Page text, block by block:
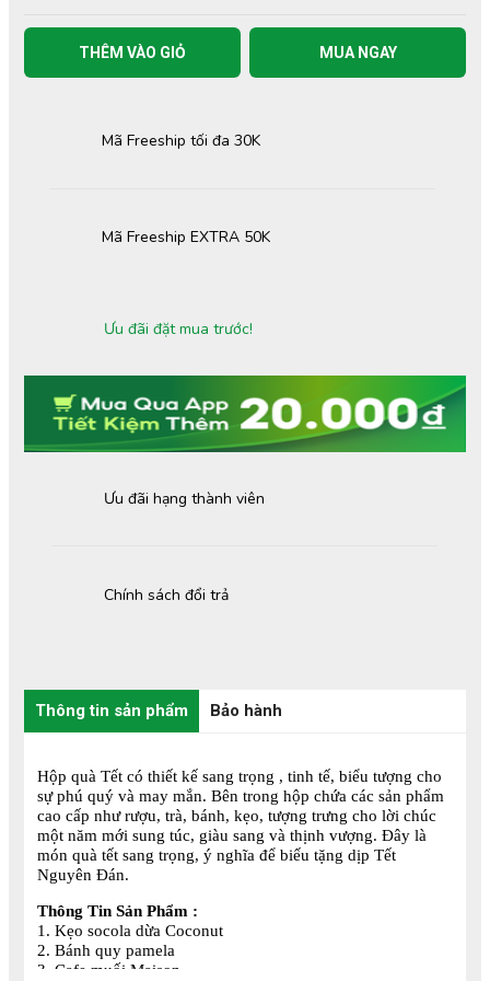
MUA NGAY
THÊM VÀO GIỎ
Mã Freeship EXTRA 50K
Mã Freeship tối đa 30K
Ưu đãi đặt mua trước!
Chính sách đổi trả
Ưu đãi hạng thành viên
Thông tin sản phẩm Bảo hành
Hộp quà Tết có thiết kế sang trọng , tinh tế, biểu tượng cho
sự phú quý và may mắn. Bên trong hộp chứa các sản phẩm
cao cấp như rượu, trà, bánh, kẹo, tượng trưng cho lời chúc
một năm mới sung túc, giàu sang và thịnh vượng. Đây là
món quà tết sang trọng, ý nghĩa để biếu tặng dịp Tết
Nguyên Đán.
Thông Tin Sản Phẩm :
1. Kẹo socola dừa Coconut
2. Bánh quy pamela
3. Cafe muối Maison